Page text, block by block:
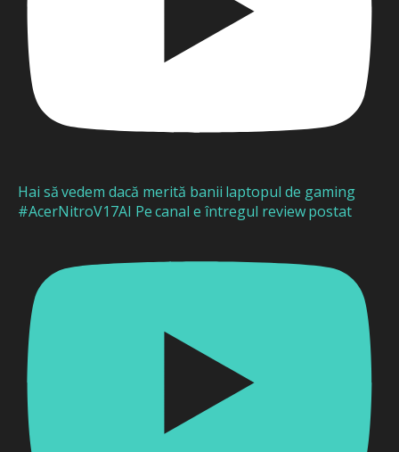
Hai să vedem dacă merită banii laptopul de gaming
#AcerNitroV17AI Pe canal e întregul review postat